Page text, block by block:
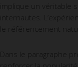
implique un véritable
internautes.
le référencement
Dans le paragraphe